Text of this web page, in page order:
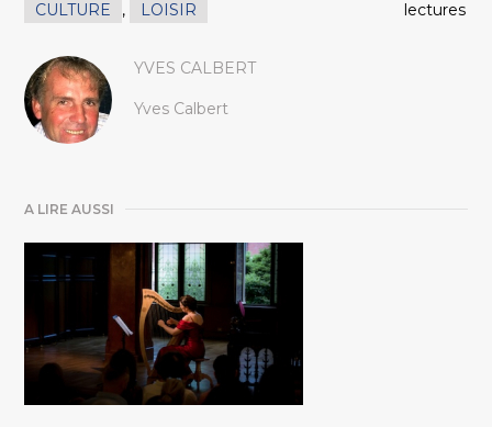
CULTURE , LOISIR lectures
YVES CALBERT
Yves Calbert
A LIRE AUSSI